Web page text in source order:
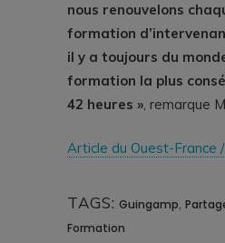
nous renouvelons
formation
il y a toujours du
formation la plus
42 heures », remarque
Article du Ouest-France
TAGS: Guingamp,
Formation